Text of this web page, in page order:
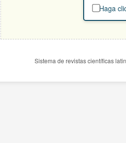
Haga
Sistema de revistas científicas